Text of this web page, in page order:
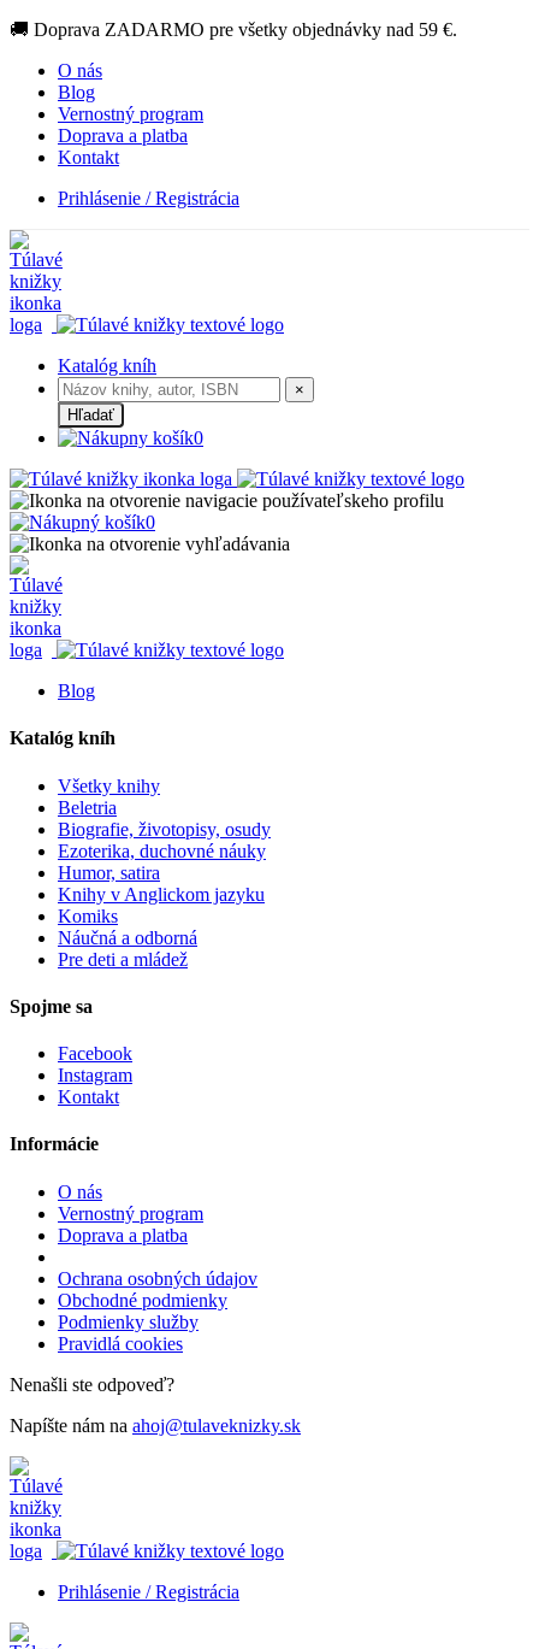
🚚 Doprava ZADARMO pre všetky objednávky nad 59 €.
O nás
Blog
Vernostný program
Doprava a platba
Kontakt
Prihlásenie / Registrácia
Katalóg kníh
×
Hľadať
0
0
Blog
Katalóg kníh
Všetky knihy
Beletria
Biografie, životopisy, osudy
Ezoterika, duchovné náuky
Humor, satira
Knihy v Anglickom jazyku
Komiks
Náučná a odborná
Pre deti a mládež
Spojme sa
Facebook
Instagram
Kontakt
Informácie
O nás
Vernostný program
Doprava a platba
Ochrana osobných údajov
Obchodné podmienky
Podmienky služby
Pravidlá cookies
Nenašli ste odpoveď?
Napíšte nám na ahoj@tulaveknizky.sk
Prihlásenie / Registrácia